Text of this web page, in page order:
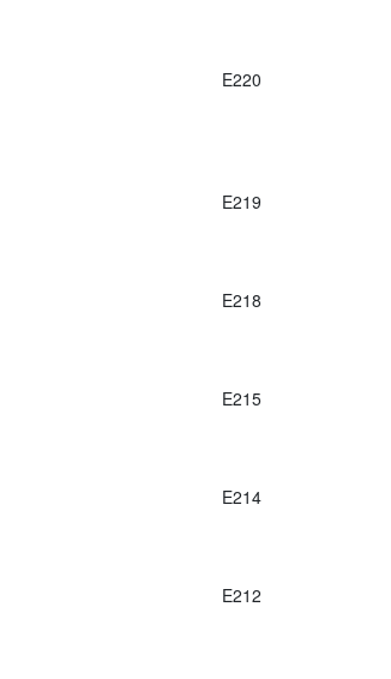
E220
E219
E218
E215
E214
E212